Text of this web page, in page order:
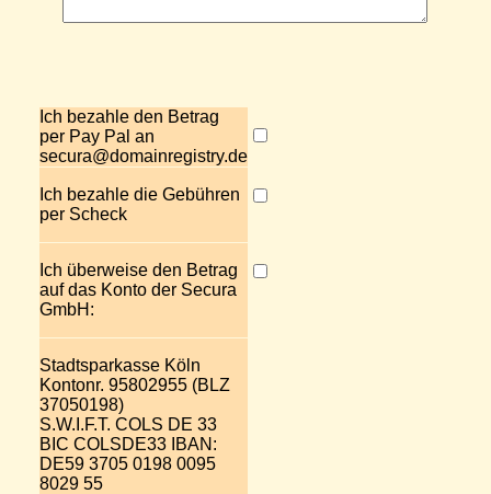
Ich bezahle den Betrag
per Pay Pal an
secura@domainregistry.de
Ich bezahle die Gebühren
per Scheck
Ich überweise den Betrag
auf das Konto der Secura
GmbH:
Stadtsparkasse Köln
Kontonr. 95802955 (BLZ
37050198)
S.W.I.F.T. COLS DE 33
BIC COLSDE33 IBAN:
DE59 3705 0198 0095
8029 55